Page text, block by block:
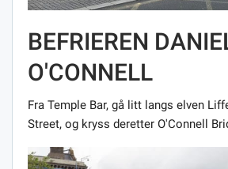
BEFRIEREN
O'CONNELL
Fra Temple Bar, gå litt langs elven
Street, og kryss deretter O'Connell